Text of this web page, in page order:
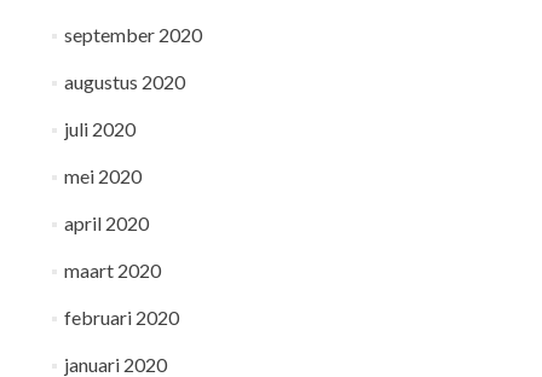
september 2020
augustus 2020
juli 2020
mei 2020
april 2020
maart 2020
februari 2020
januari 2020